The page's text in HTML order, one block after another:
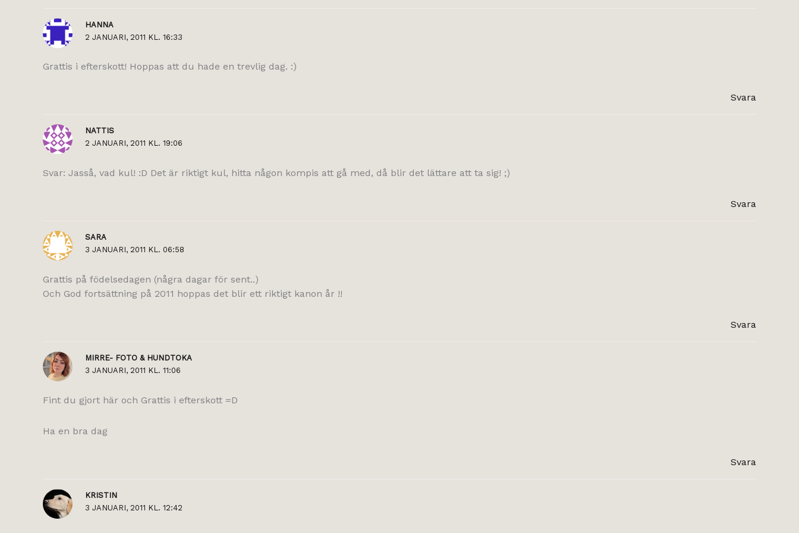
HANNA
2 JANUARI, 2011 KL. 16:33
Grattis i efterskott! Hoppas att du hade en trevlig dag. :)
Svara
NATTIS
2 JANUARI, 2011 KL. 19:06
Svar: Jasså, vad kul! :D Det är riktigt kul, hitta någon kompis att gå med, då blir det lättare att ta sig! ;)
Svara
SARA
3 JANUARI, 2011 KL. 06:58
Grattis på födelsedagen (några dagar för sent..)
Och God fortsättning på 2011 hoppas det blir ett riktigt kanon år !!
Svara
MIRRE- FOTO & HUNDTOKA
3 JANUARI, 2011 KL. 11:06
Fint du gjort här och Grattis i efterskott =D
Ha en bra dag
Svara
KRISTIN
3 JANUARI, 2011 KL. 12:42